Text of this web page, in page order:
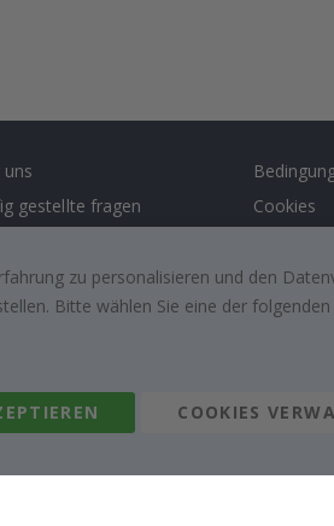
uns
gestellte fragen
sie mit uns zusammen!
Cookies
Recht zu
zu personalisieren und den
Bitte wählen Sie eine der
COOKIES